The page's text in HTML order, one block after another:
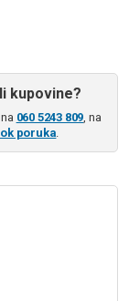
kupovine?
060 5243 809, na
poruka.